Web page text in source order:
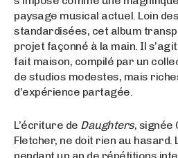
paysage musical actuel. Loin
standardisées, cet album
projet façonné à la main. Il
fait maison, compilé par un
de studios modestes, mais
d’expérience partagée.
L’écriture de Daughters, signée
Fletcher, ne doit rien au
pendant un an de répétitions